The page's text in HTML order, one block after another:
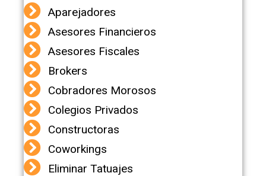
Aparejadores
Asesores Financieros
Asesores Fiscales
Brokers
Cobradores Morosos
Colegios Privados
Constructoras
Coworkings
Eliminar Tatuajes